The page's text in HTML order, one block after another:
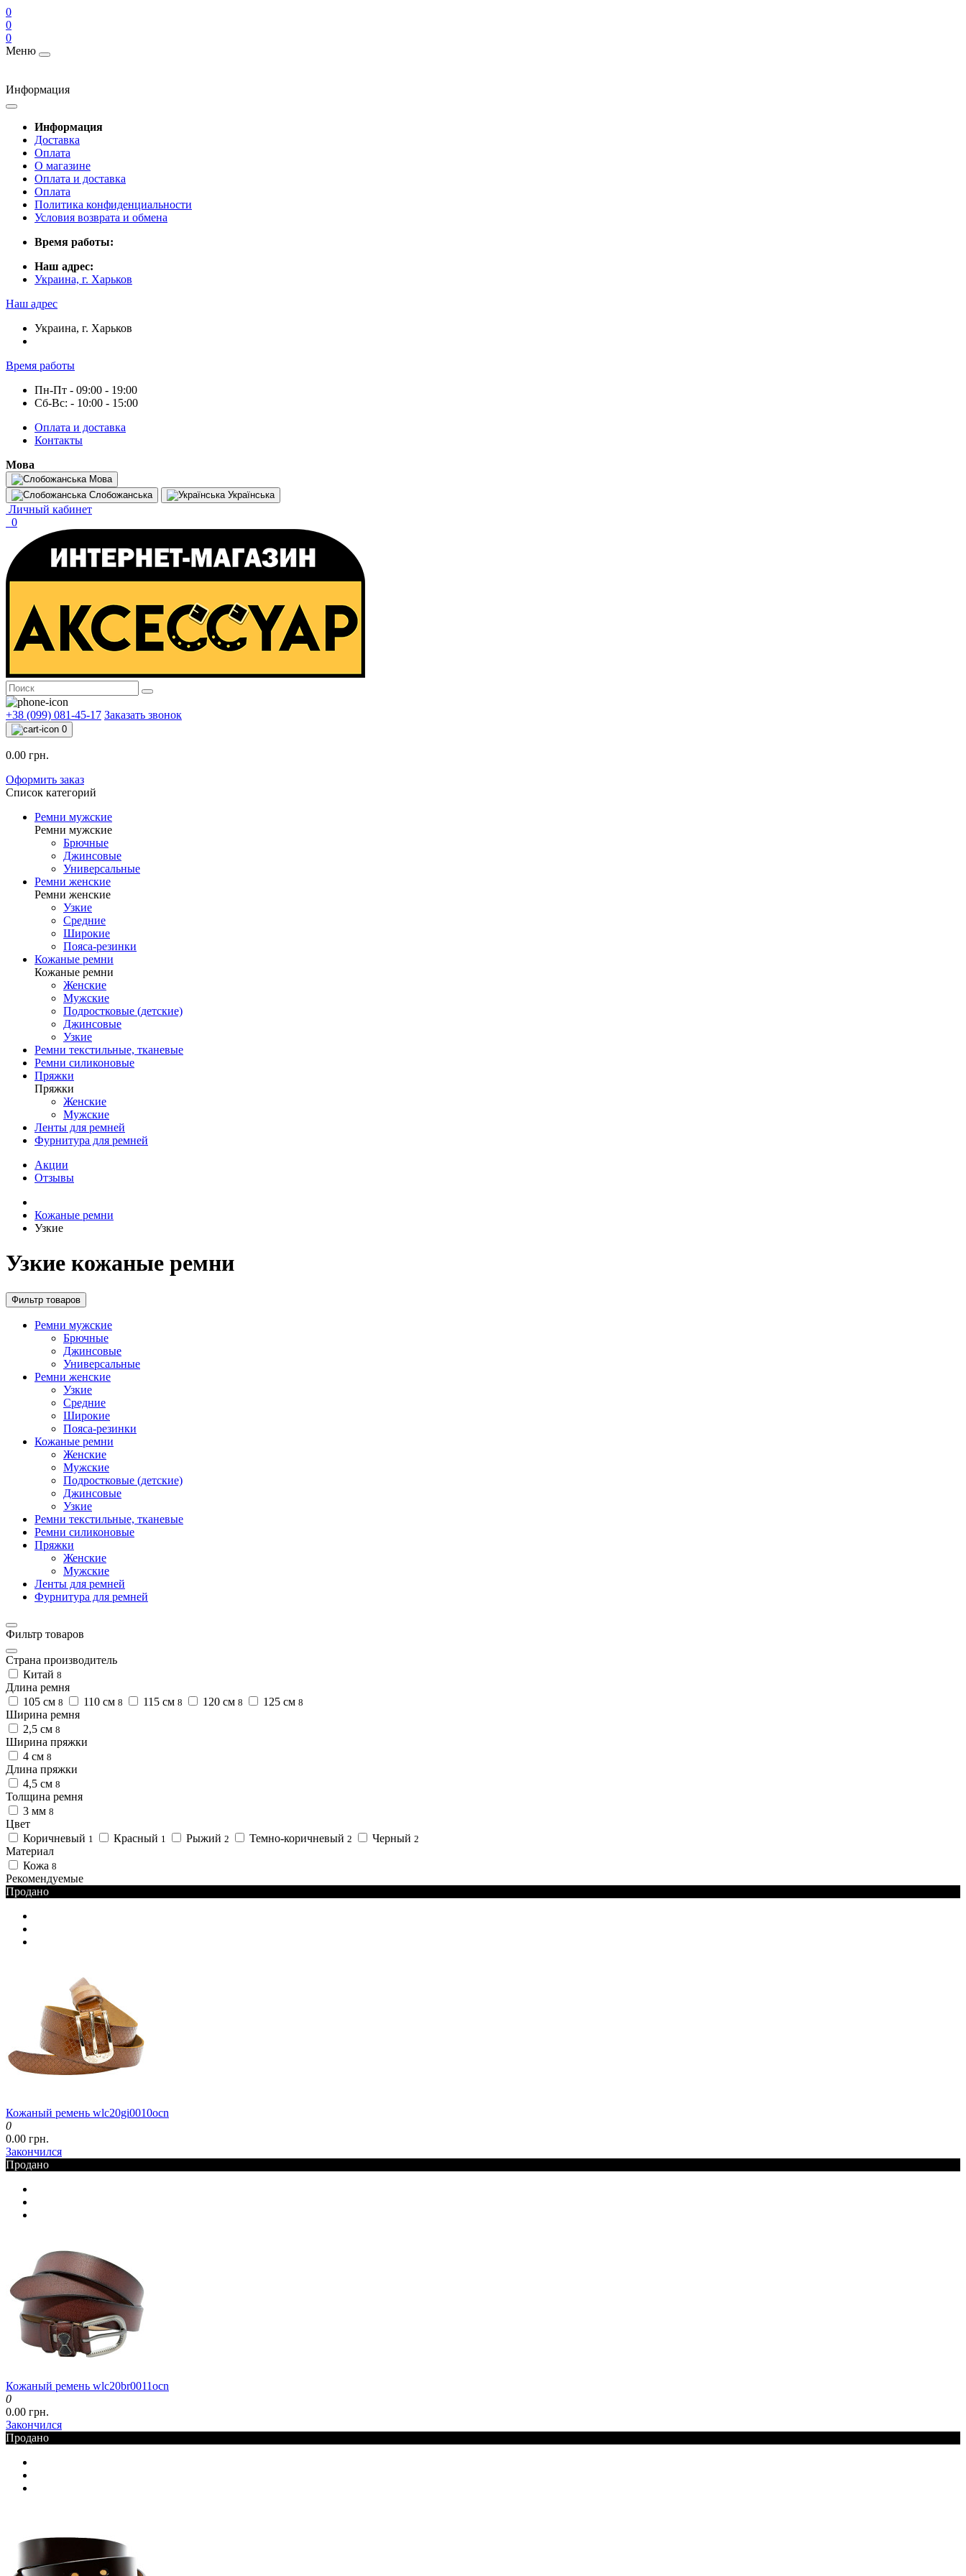
0
0
0
Меню
Информация
Информация
Доставка
Оплата
О магазине
Оплата и доставка
Оплата
Политика конфиденциальности
Условия возврата и обмена
Время работы:
Наш адрес:
Украина, г. Харьков
Наш адрес
Украина, г. Харьков
Время работы
Пн-Пт - 09:00 - 19:00
Сб-Вс: - 10:00 - 15:00
Оплата и доставка
Контакты
Мова
Мова
Слобожанська
Українська
Личный кабинет
0
+38 (099) 081-45-17 Заказать звонок
0
0.00 грн.
Оформить заказ
Список категорий
Ремни мужские
Ремни мужские
Брючные
Джинсовые
Универсальные
Ремни женские
Ремни женские
Узкие
Средние
Широкие
Пояса-резинки
Кожаные ремни
Кожаные ремни
Женские
Мужские
Подростковые (детские)
Джинсовые
Узкие
Ремни текстильные, тканевые
Ремни силиконовые
Пряжки
Пряжки
Женские
Мужские
Ленты для ремней
Фурнитура для ремней
Акции
Отзывы
Кожаные ремни
Узкие
Узкие кожаные ремни
Фильтр товаров
Ремни мужские
Брючные
Джинсовые
Универсальные
Ремни женские
Узкие
Средние
Широкие
Пояса-резинки
Кожаные ремни
Женские
Мужские
Подростковые (детские)
Джинсовые
Узкие
Ремни текстильные, тканевые
Ремни силиконовые
Пряжки
Женские
Мужские
Ленты для ремней
Фурнитура для ремней
Фильтр товаров
Страна производитель
Китай 8
Длина ремня
105 см 8 110 см 8 115 см 8 120 см 8 125 см 8
Ширина ремня
2,5 см 8
Ширина пряжки
4 см 8
Длина пряжки
4,5 см 8
Толщина ремня
3 мм 8
Цвет
Коричневый 1 Красный 1 Рыжий 2 Темно-коричневый 2 Черный 2
Материал
Кожа 8
Рекомендуемые
Продано
Кожаный ремень wlc20gi0010ocn
0
0.00 грн.
Закончился
Продано
Кожаный ремень wlc20br0011ocn
0
0.00 грн.
Закончился
Продано